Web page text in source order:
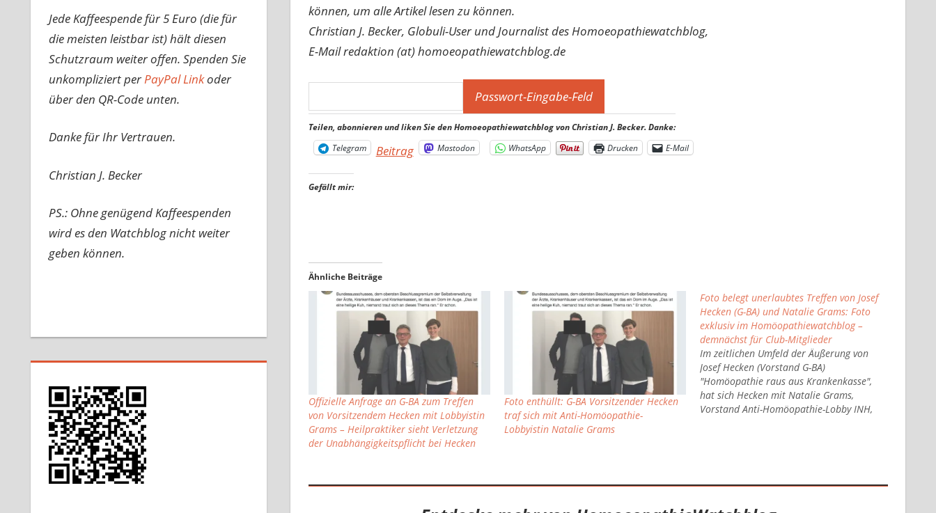
können, um alle Artikel lesen zu können.
Christian J. Becker, Globuli-User und Journalist des Homoeopathiewatchblog,
E-Mail redaktion (at) homoeopathiewatchblog.de
Teilen, abonnieren und liken Sie den Homoeopathiewatchblog von Christian J. Becker. Danke:
Telegram
Beitrag Mastodon WhatsApp Drucken E-Mail
Gefällt mir:
Ähnliche Beiträge
Offizielle Anfrage an G-BA zum Treffen
von Vorsitzendem Hecken mit Lobbyistin
Grams – Heilpraktiker sieht Verletzung
der Unabhängigkeitspflicht bei Hecken
Foto enthüllt: G-BA Vorsitzender Hecken
traf sich mit Anti-Homöopathie-
Lobbyistin Natalie Grams
Foto belegt unerlaubtes Treffen von Josef
Hecken (G-BA) und Natalie Grams: Foto
exklusiv im Homöopathiewatchblog –
demnächst für Club-Mitglieder
Im zeitlichen Umfeld der Äußerung von
Josef Hecken (Vorstand G-BA)
"Homöopathie raus aus Krankenkasse",
hat sich Hecken mit Natalie Grams,
Vorstand Anti-Homöopathie-Lobby INH,
Jede Kaffeespende für 5 Euro (die für
die meisten leistbar ist) hält diesen
Schutzraum weiter offen. Spenden Sie
unkompliziert perPayPal Linkoder
über den QR-Code unten.
Danke für Ihr Vertrauen.
Christian J. Becker
PS.: Ohne genügend Kaffeespenden
wird es den Watchblog nicht weiter
geben können.